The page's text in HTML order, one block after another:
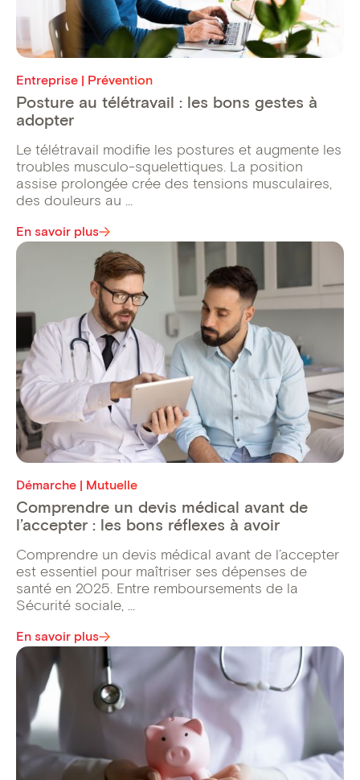
Entreprise | Prévention
Posture au télétravail : les bons gestes à
adopter
Le télétravail modifie les postures et augmente les
troubles musculo-squelettiques. La position
assise prolongée crée des tensions musculaires,
des douleurs au ...
En savoir plus
Démarche | Mutuelle
Comprendre un devis médical avant de
l’accepter : les bons réflexes à avoir
Comprendre un devis médical avant de l’accepter
est essentiel pour maîtriser ses dépenses de
santé en 2025. Entre remboursements de la
Sécurité sociale, ...
En savoir plus